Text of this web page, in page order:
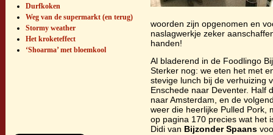
Durfkoken
Weg van de supermarkt (en terug)
Stormy weather
Het kroketeffect
‘Shoarma’ met bloemkool
woorden zijn opgenomen en
naslagwerkje zeker
handen!
Al bladerend in de Foodlingo
Sterker nog: we eten het met
stevige lunch bij de verhuizing
Enschede naar Deventer. Half
naar Amsterdam, en de
weer die heerlijke Pulled Pork,
op pagina 170 precies wat het
Didi van Bijzonder Spaans